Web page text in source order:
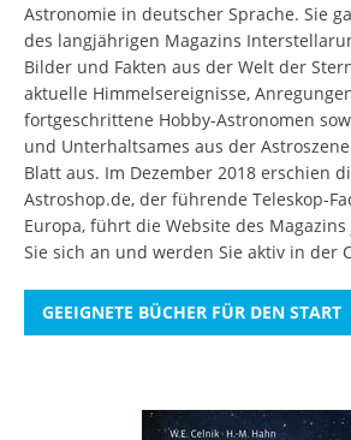
Astronomie in deutscher Sprache. Sie
des langjährigen Magazins
Bilder und Fakten aus der Welt der
aktuelle Himmelsereignisse,
fortgeschrittene Hobby-Astronomen
und Unterhaltsames aus der
Blatt aus. Im Dezember 2018 erschien
Astroshop.de, der führende Teleskop-
Europa, führt die Website des
Sie sich an und werden Sie aktiv in der
GEEIGNETE BÜCHER FÜR DEN START